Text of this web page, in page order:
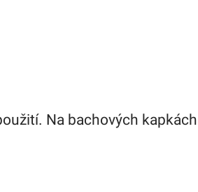
Na bachových